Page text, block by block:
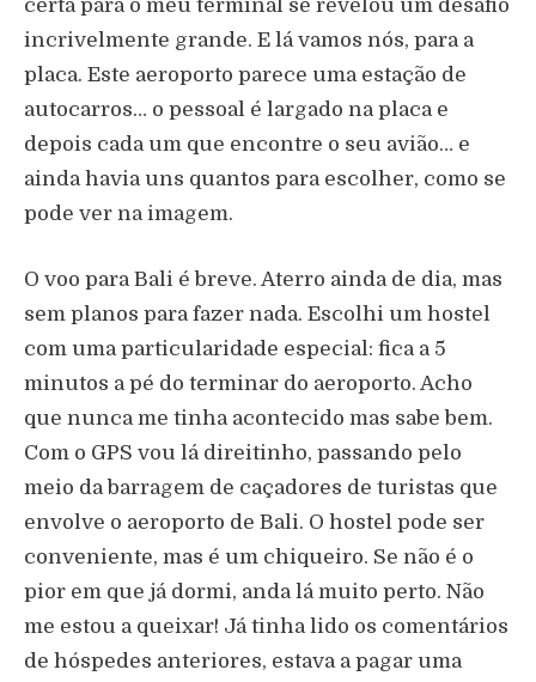
certa para o meu terminal se revelou um desafio
incrivelmente grande. E lá vamos nós, para a
placa. Este aeroporto parece uma estação de
autocarros… o pessoal é largado na placa e
depois cada um que encontre o seu avião… e
ainda havia uns quantos para escolher, como se
pode ver na imagem.
O voo para Bali é breve. Aterro ainda de dia, mas
sem planos para fazer nada. Escolhi um hostel
com uma particularidade especial: fica a 5
minutos a pé do terminar do aeroporto. Acho
que nunca me tinha acontecido mas sabe bem.
Com o GPS vou lá direitinho, passando pelo
meio da barragem de caçadores de turistas que
envolve o aeroporto de Bali. O hostel pode ser
conveniente, mas é um chiqueiro. Se não é o
pior em que já dormi, anda lá muito perto. Não
me estou a queixar! Já tinha lido os comentários
de hóspedes anteriores, estava a pagar uma